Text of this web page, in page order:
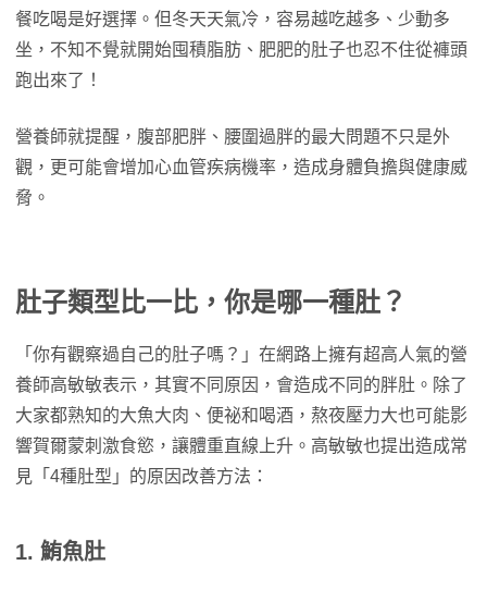
餐吃喝是好選擇。但冬天天氣冷，容易越吃越多、少動多
坐，不知不覺就開始囤積脂肪、肥肥的肚子也忍不住從褲頭
跑出來了！
營養師就提醒，腹部肥胖、腰圍過胖的最大問題不只是外
觀，更可能會增加心血管疾病機率，造成身體負擔與健康威
脅。
肚子類型比一比，你是哪一種肚？
「你有觀察過自己的肚子嗎？」在網路上擁有超高人氣的營
養師高敏敏表示，其實不同原因，會造成不同的胖肚。除了
大家都熟知的大魚大肉、便祕和喝酒，熬夜壓力大也可能影
響賀爾蒙刺激食慾，讓體重直線上升。高敏敏也提出造成常
見「4種肚型」的原因改善方法：
1. 鮪魚肚